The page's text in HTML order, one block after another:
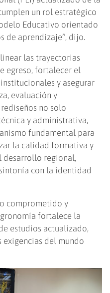
un rol estratégico
Educativo orientado
de aprendizaje”, dijo.
las trayectorias
egreso, fortalecer el
y asegurar
evaluación y
no solo
y administrativa,
fundamental para
la calidad formativa y
desarrollo regional,
con la identidad
comprometido y
fortalece la
estudios actualizado,
del mundo